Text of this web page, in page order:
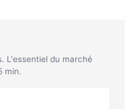
L'essentiel du marché
min.